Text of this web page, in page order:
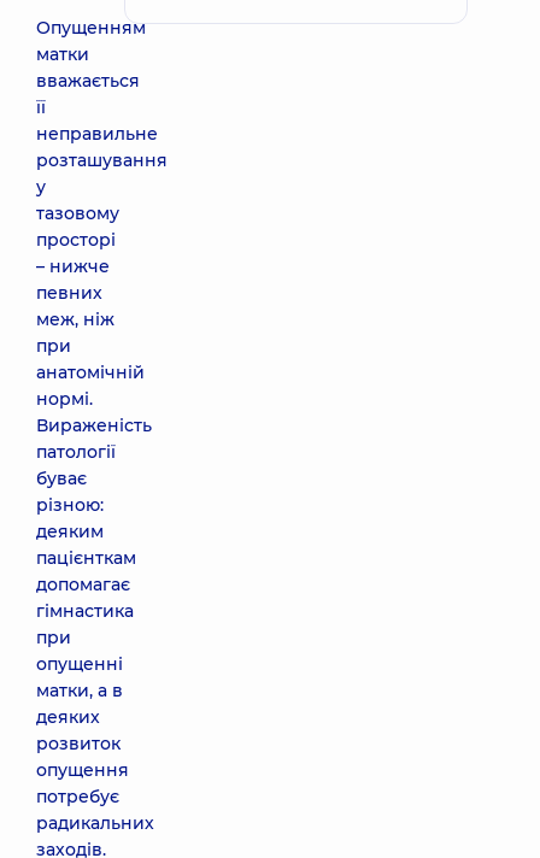
Опущенням
матки
вважається
її
неправильне
розташування
у
тазовому
просторі
– нижче
певних
меж, ніж
при
анатомічній
нормі.
Вираженість
патології
буває
різною:
деяким
пацієнткам
допомагає
гімнастика
при
опущенні
матки, а в
деяких
розвиток
опущення
потребує
радикальних
заходів.